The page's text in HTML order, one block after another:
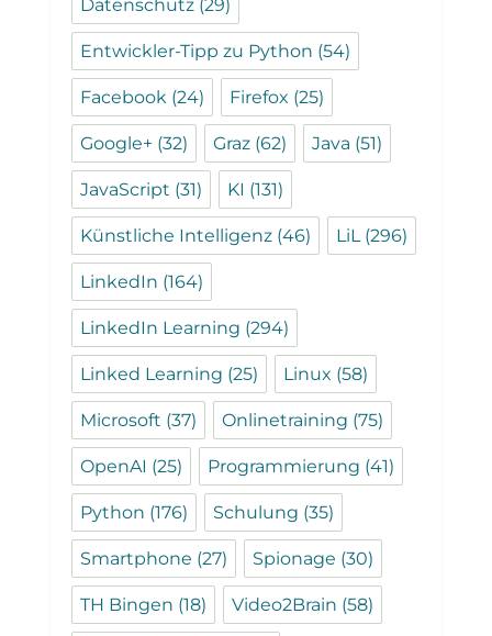
Datenschutz (29)
Entwickler-Tipp zu Python (54)
Facebook (24) Firefox (25)
Google+ (32) Graz (62) Java (51)
JavaScript (31) KI (131)
Künstliche Intelligenz (46) LiL (296)
LinkedIn (164)
LinkedIn Learning (294)
Linked Learning (25) Linux (58)
Microsoft (37) Onlinetraining (75)
OpenAI (25) Programmierung (41)
Python (176) Schulung (35)
Smartphone (27) Spionage (30)
TH Bingen (18) Video2Brain (58)